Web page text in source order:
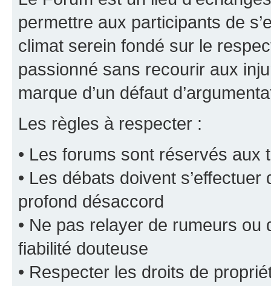
permettre aux participants de
climat serein fondé sur le
passionné sans recourir aux
marque d’un défaut
Les règles à respecter :
• Les forums sont réservés aux
• Les débats doivent
profond désaccord
• Ne pas relayer de rumeurs ou
fiabilité douteuse
• Respecter les droits de